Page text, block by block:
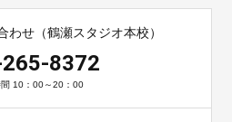
わせ（鶴瀬スタジオ本校）
8372
10：00～20：00